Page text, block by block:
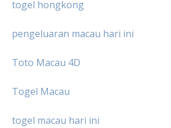
togel hongkong
pengeluaran macau hari ini
Toto Macau 4D
Togel Macau
togel macau hari ini